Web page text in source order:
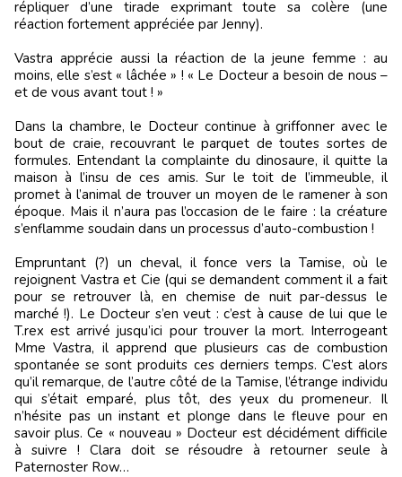
répliquer d’une tirade exprimant toute sa colère (une
réaction fortement appréciée par Jenny).
Vastra apprécie aussi la réaction de la jeune femme : au
moins, elle s’est « lâchée » ! « Le Docteur a besoin de nous –
et de vous avant tout ! »
Dans la chambre, le Docteur continue à griffonner avec le
bout de craie, recouvrant le parquet de toutes sortes de
formules. Entendant la complainte du dinosaure, il quitte la
maison à l’insu de ces amis. Sur le toit de l’immeuble, il
promet à l’animal de trouver un moyen de le ramener à son
époque. Mais il n’aura pas l’occasion de le faire : la créature
s’enflamme soudain dans un processus d’auto-combustion !
Empruntant (?) un cheval, il fonce vers la Tamise, où le
rejoignent Vastra et Cie (qui se demandent comment il a fait
pour se retrouver là, en chemise de nuit par-dessus le
marché !). Le Docteur s’en veut : c’est à cause de lui que le
T.rex est arrivé jusqu’ici pour trouver la mort. Interrogeant
Mme Vastra, il apprend que plusieurs cas de combustion
spontanée se sont produits ces derniers temps. C’est alors
qu’il remarque, de l’autre côté de la Tamise, l’étrange individu
qui s’était emparé, plus tôt, des yeux du promeneur. Il
n’hésite pas un instant et plonge dans le fleuve pour en
savoir plus. Ce « nouveau » Docteur est décidément difficile
à suivre ! Clara doit se résoudre à retourner seule à
Paternoster Row…